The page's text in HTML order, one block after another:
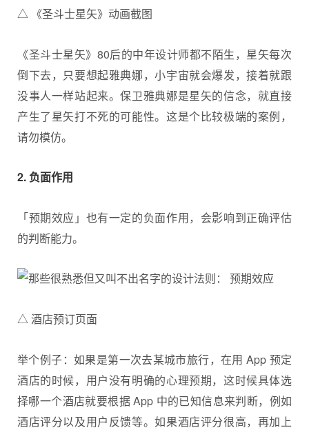
△ 《圣斗士星矢》动画截图
《圣斗士星矢》80后的中年设计师都不陌生，星矢每次
倒下去，只要想起雅典娜，小宇宙就会爆发，接着就跟
没事人一样站起来。保卫雅典娜是星矢的信念，就直接
产生了星矢打不死的可能性。这是个比较极端的案例，
请勿模仿。
2. 负面作用
「预期效应」也有一定的负面作用，会影响到正确评估
的判断能力。
△ 酒店预订页面
举个例子：如果是第一次去某城市旅行，在用 App 预定
酒店的时候，用户没有明确的心理预期，这时候具体选
择哪一个酒店就要根据 App 中的已知信息来判断，例如
酒店评分以及用户反馈等。如果酒店评分很高，再加上